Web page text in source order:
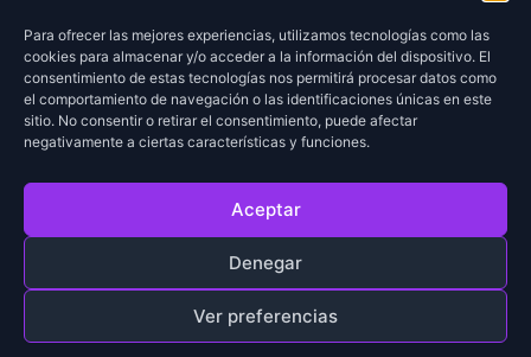
Para ofrecer las mejores experiencias, utilizamos tecnologías como las
cookies para almacenar y/o acceder a la información del dispositivo. El
consentimiento de estas tecnologías nos permitirá procesar datos como
el comportamiento de navegación o las identificaciones únicas en este
sitio. No consentir o retirar el consentimiento, puede afectar
negativamente a ciertas características y funciones.
Aceptar
Denegar
Ver preferencias
Copyright © 2025 Nexo UGC.
Todos los derechos reservados.
Soy Creador - Unirme a la red